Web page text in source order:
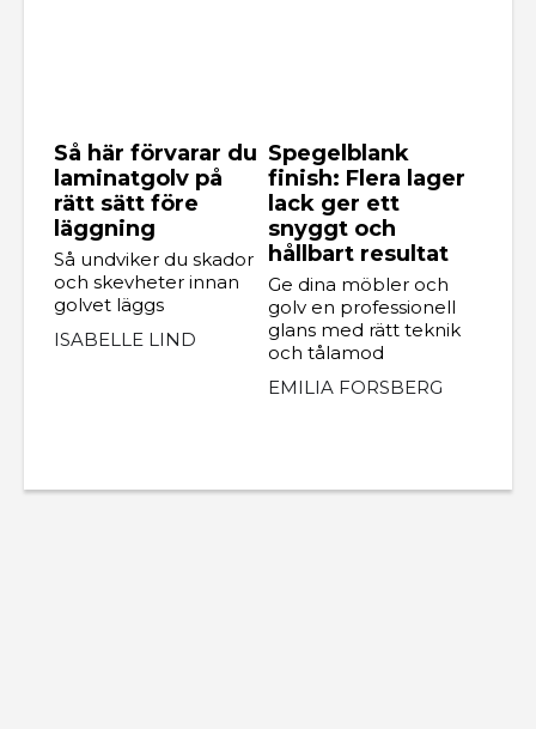
Så här förvarar du
laminatgolv på
rätt sätt före
läggning
Så undviker du skador
och skevheter innan
golvet läggs
ISABELLE LIND
Spegelblank
finish: Flera lager
lack ger ett
snyggt och
hållbart resultat
Ge dina möbler och
golv en professionell
glans med rätt teknik
och tålamod
EMILIA FORSBERG